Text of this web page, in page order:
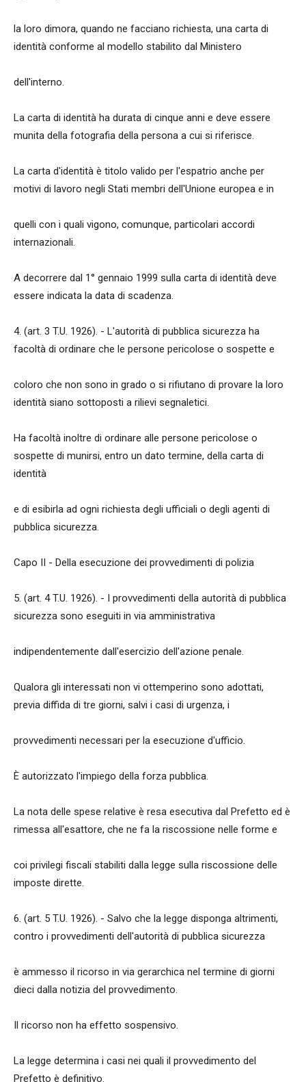
la loro dimora, quando ne facciano richiesta, una carta di
identità conforme al modello stabilito dal Ministero
dell'interno.
La carta di identità ha durata di cinque anni e deve essere
munita della fotografia della persona a cui si riferisce.
La carta d'identità è titolo valido per l'espatrio anche per
motivi di lavoro negli Stati membri dell'Unione europea e in
quelli con i quali vigono, comunque, particolari accordi
internazionali.
A decorrere dal 1° gennaio 1999 sulla carta di identità deve
essere indicata la data di scadenza.
4. (art. 3 T.U. 1926). - L'autorità di pubblica sicurezza ha
facoltà di ordinare che le persone pericolose o sospette e
coloro che non sono in grado o si rifiutano di provare la loro
identità siano sottoposti a rilievi segnaletici.
Ha facoltà inoltre di ordinare alle persone pericolose o
sospette di munirsi, entro un dato termine, della carta di
identità
e di esibirla ad ogni richiesta degli ufficiali o degli agenti di
pubblica sicurezza.
Capo II - Della esecuzione dei provvedimenti di polizia
5. (art. 4 T.U. 1926). - I provvedimenti della autorità di pubblica
sicurezza sono eseguiti in via amministrativa
indipendentemente dall'esercizio dell'azione penale.
Qualora gli interessati non vi ottemperino sono adottati,
previa diffida di tre giorni, salvi i casi di urgenza, i
provvedimenti necessari per la esecuzione d'ufficio.
È autorizzato l'impiego della forza pubblica.
La nota delle spese relative è resa esecutiva dal Prefetto ed è
rimessa all'esattore, che ne fa la riscossione nelle forme e
coi privilegi fiscali stabiliti dalla legge sulla riscossione delle
imposte dirette.
6. (art. 5 T.U. 1926). - Salvo che la legge disponga altrimenti,
contro i provvedimenti dell'autorità di pubblica sicurezza
è ammesso il ricorso in via gerarchica nel termine di giorni
dieci dalla notizia del provvedimento.
Il ricorso non ha effetto sospensivo.
La legge determina i casi nei quali il provvedimento del
Prefetto è definitivo.